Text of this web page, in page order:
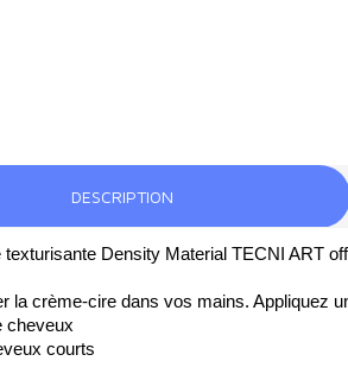
DESCRIPTION
texturisante Density Material TECNI ART
la crème-cire dans vos mains. Appliquez
cheveux
courts